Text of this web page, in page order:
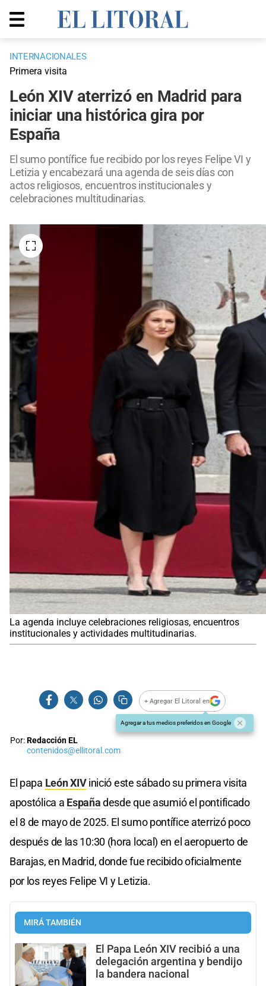
INTERNACIONALES
Primera visita
León XIV aterrizó en Madrid para
iniciar una histórica gira por
España
El sumo pontífice fue recibido por los reyes Felipe VI y
Letizia y encabezará una agenda de seis días con
actos religiosos, encuentros institucionales y
celebraciones multitudinarias.
La agenda incluye celebraciones religiosas, encuentros
institucionales y actividades multitudinarias.
+ Agregar El Litoral en
Agregar a tus medios preferidos en Google
Por:Redacción EL
contenidos@ellitoral.com
El papa León XIVinició este sábado su primera visita
apostólica a Españadesde que asumió el pontificado
el 8 de mayo de 2025. El sumo pontífice aterrizó poco
después de las 10:30 (hora local) en el aeropuerto de
Barajas, en Madrid, donde fue recibido oficialmente
por los reyes Felipe VI y Letizia.
MIRÁ TAMBIÉN
El Papa León XIV recibió a una
delegación argentina y bendijo
la bandera nacional